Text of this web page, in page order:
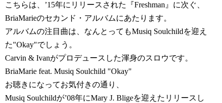
こちらは、’15年にリリースされた『Freshman』に次ぐ、
BriaMarieのセカンド・アルバムにあたります。
アルバムの注目曲は、なんとってもMusiq Soulchildを迎え
た"Okay"でしょう。
Carvin & Ivanがプロデュースした渾身のスロウです。
BriaMarie feat. Musiq Soulchild "Okay"
お聴きになってお気付きの通り、
Musiq Soulchildが’08年にMary J. Bligeを迎えたリリースし